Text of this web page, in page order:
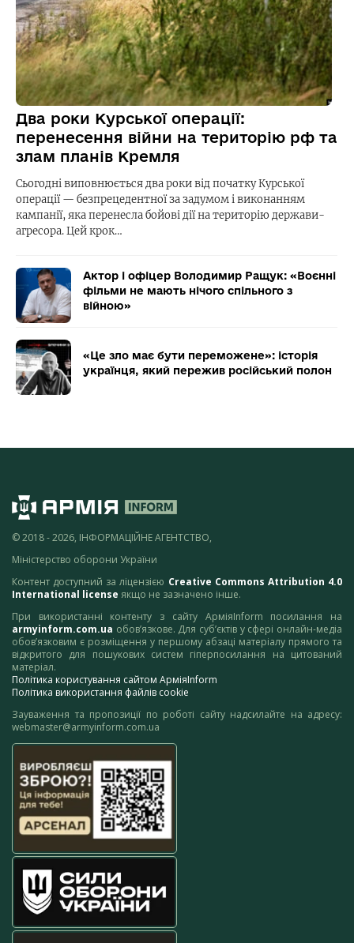
Два роки Курської операції:
перенесення війни на територію рф та
злам планів Кремля
Сьогодні виповнюється два роки від початку Курської
операції — безпрецедентної за задумом і виконанням
кампанії, яка перенесла бойові дії на територію держави-
агресора. Цей крок…
Актор і офіцер Володимир Ращук: «Воєнні
фільми не мають нічого спільного з
війною»
«Це зло має бути переможене»: історія
українця, який пережив російський полон
© 2018 - 2026, ІНФОРМАЦІЙНЕ АГЕНТСТВО,
Міністерство оборони України
Контент доступний за ліцензією Creative Commons Attribution 4.0
International license якщо не зазначено інше.
При використанні контенту з сайту АрміяInform посилання на
armyinform.com.ua обов’язкове. Для суб’єктів у сфері онлайн-медіа
обов’язковим є розміщення у першому абзаці матеріалу прямого та
відкритого для пошукових систем гіперпосилання на цитований
матеріал.
Політика користування сайтом АрміяInform
Політика використання файлів cookie
Зауваження та пропозиції по роботі сайту надсилайте на адресу:
webmaster@armyinform.com.ua